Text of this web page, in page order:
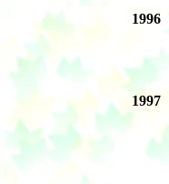
1996
1997